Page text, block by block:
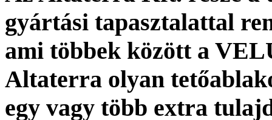
gyártási tapasztalattal
ami többek között a
Altaterra olyan
egy vagy több extra